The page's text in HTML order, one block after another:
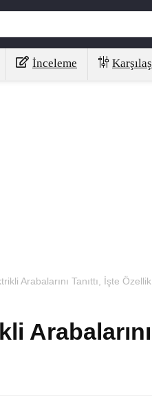
İnceleme
Arabalarını Tanıttı, İşte